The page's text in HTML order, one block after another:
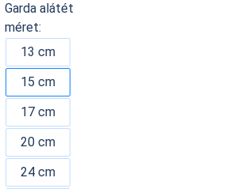
Garda alátét
méret:
13 cm
15 cm
17 cm
20 cm
24 cm